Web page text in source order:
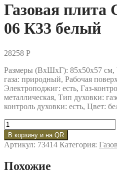
Газовая плита
06 К33 белый
28258 P
Размеры (ВxШxГ): 85x50x57 см,
газа: природный, Рабочая
Электроподжиг: есть, Газ-
металлическая, Тип духовки:
контроль духовки: есть, Цвет:
Количество
товара
Газовая
плита
3200-
В корзину и на QR
Артикул: 73414 Категория:
Похожие